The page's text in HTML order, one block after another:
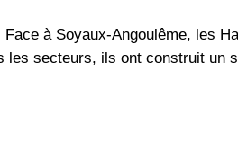
à Soyaux-Angoulême, les
secteurs, ils ont construit un